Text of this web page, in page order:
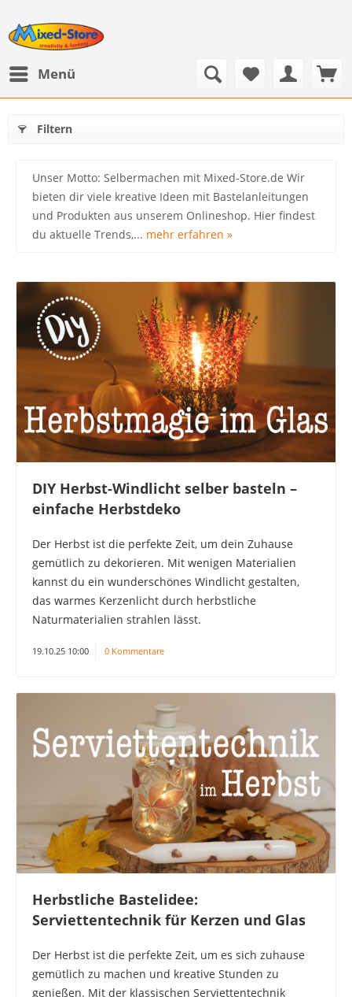
Menü
Filtern
Unser Motto: Selbermachen mit Mixed-Store.de Wir
bieten dir viele kreative Ideen mit Bastelanleitungen
und Produkten aus unserem Onlineshop. Hier findest
du aktuelle Trends,... mehr erfahren »
DIY Herbst-Windlicht selber basteln –
einfache Herbstdeko
Der Herbst ist die perfekte Zeit, um dein Zuhause
gemütlich zu dekorieren. Mit wenigen Materialien
kannst du ein wunderschönes Windlicht gestalten,
das warmes Kerzenlicht durch herbstliche
Naturmaterialien strahlen lässt.
19.10.25 10:00 0 Kommentare
Herbstliche Bastelidee:
Serviettentechnik für Kerzen und Glas
Der Herbst ist die perfekte Zeit, um es sich zuhause
gemütlich zu machen und kreative Stunden zu
genießen. Mit der klassischen Serviettentechnik